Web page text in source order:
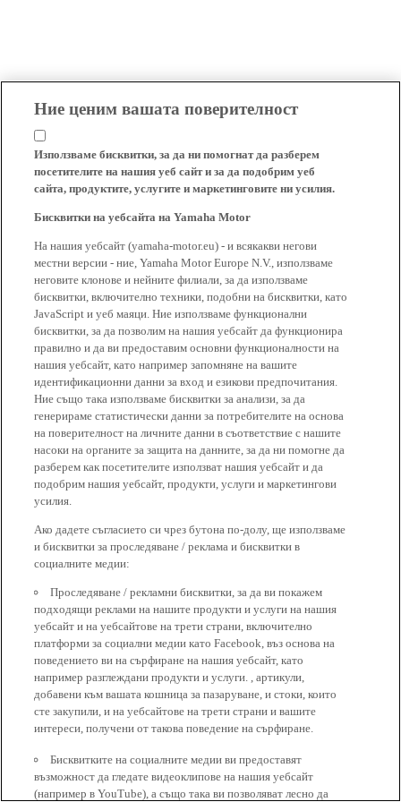
Ние ценим вашата поверителност
Използваме бисквитки, за да ни помогнат да разберем
посетителите на нашия уеб сайт и за да подобрим уеб
сайта, продуктите, услугите и маркетинговите ни усилия.
Бисквитки на уебсайта на Yamaha Motor
На нашия уебсайт (yamaha-motor.eu) - и всякакви негови
местни версии - ние, Yamaha Motor Europe N.V., използваме
неговите клонове и нейните филиали, за да използваме
бисквитки, включително техники, подобни на бисквитки, като
JavaScript и уеб маяци. Ние използваме функционални
бисквитки, за да позволим на нашия уебсайт да функционира
правилно и да ви предоставим основни функционалности на
нашия уебсайт, като например запомняне на вашите
идентификационни данни за вход и езикови предпочитания.
Ние също така използваме бисквитки за анализи, за да
генерираме статистически данни за потребителите на основа
на поверителност на личните данни в съответствие с нашите
насоки на органите за защита на данните, за да ни помогне да
разберем как посетителите използват нашия уебсайт и да
подобрим нашия уебсайт, продукти, услуги и маркетингови
усилия.
Ако дадете съгласието си чрез бутона по-долу, ще използваме
и бисквитки за проследяване / реклама и бисквитки в
социалните медии:
Проследяване / рекламни бисквитки, за да ви покажем
подходящи реклами на нашите продукти и услуги на нашия
уебсайт и на уебсайтове на трети страни, включително
платформи за социални медии като Facebook, въз основа на
поведението ви на сърфиране на нашия уебсайт, като
например разглеждани продукти и услуги. , артикули,
добавени към вашата кошница за пазаруване, и стоки, които
сте закупили, и на уебсайтове на трети страни и вашите
интереси, получени от такова поведение на сърфиране.
Бисквитките на социалните медии ви предоставят
възможност да гледате видеоклипове на нашия уебсайт
(например в YouTube), а също така ви позволяват лесно да